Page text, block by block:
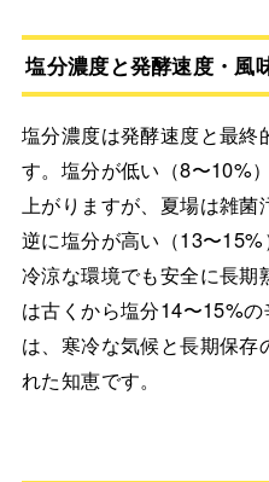
塩分濃度と発酵速度・風
塩分濃度は発酵速度と最終
す。塩分が低い（8〜10%
上がりますが、夏場は雑菌
逆に塩分が高い（13〜15%
冷涼な環境でも安全に長
は古くから塩分14〜15%
は、寒冷な気候と長期保存
れた知恵です。